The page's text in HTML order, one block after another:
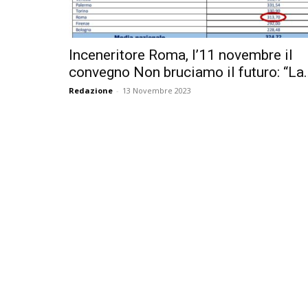
Inceneritore Roma, l’11 novembre il
convegno Non bruciamo il futuro:
Redazione - 13 Novembre 2023